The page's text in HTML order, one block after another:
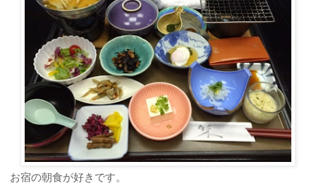
お宿の朝食が好きです。